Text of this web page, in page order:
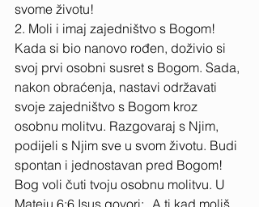
svome životu!
2. Moli i imaj zajedništvo s Bogom!
Kada si bio nanovo rođen, doživio si
svoj prvi osobni susret s Bogom. Sada,
nakon obraćenja, nastavi održavati
svoje zajedništvo s Bogom kroz
osobnu molitvu. Razgovaraj s Njim,
podijeli s Njim sve u svom životu. Budi
spontan i jednostavan pred Bogom!
Bog voli čuti tvoju osobnu molitvu. U
Mateju 6:6 Isus govori: „A ti kad moliš,